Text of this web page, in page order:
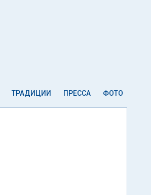
ТРАДИЦИИ ПРЕССА ФОТО